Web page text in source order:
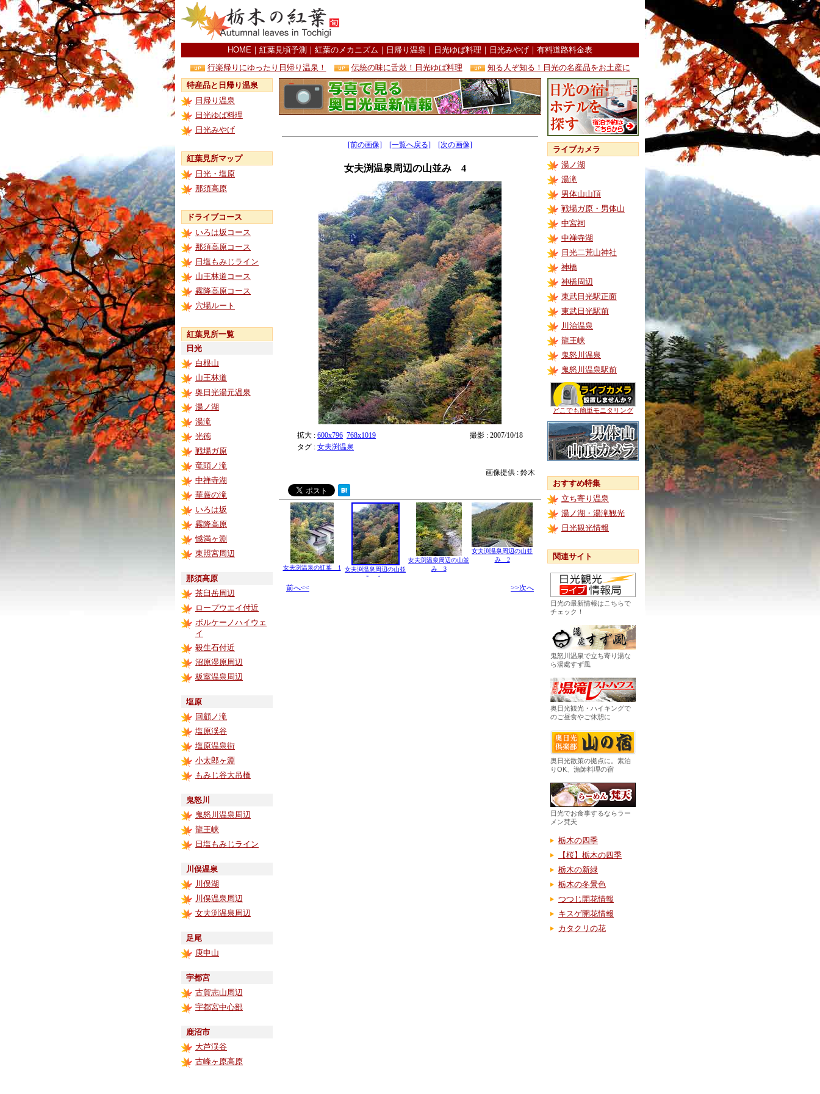
HOME ｜ 紅葉見頃予測 ｜ 紅葉のメカニズム ｜ 日帰り温泉 ｜ 日光ゆば料理 ｜ 日光みやげ ｜ 有料道路料金表
行楽帰りにゆったり日帰り温泉！
伝統の味に舌鼓！日光ゆば料理
知る人ぞ知る！日光の名産品をお土産に
特産品と日帰り温泉
日帰り温泉
日光ゆば料理
日光みやげ
紅葉見所マップ
日光・塩原
那須高原
ドライブコース
いろは坂コース
那須高原コース
日塩もみじライン
山王林道コース
霧降高原コース
穴場ルート
紅葉見所一覧
日光
白根山
山王林道
奥日光湯元温泉
湯ノ湖
湯滝
光徳
戦場ガ原
竜頭ノ滝
中禅寺湖
華厳の滝
いろは坂
霧降高原
憾満ヶ淵
東照宮周辺
那須高原
茶臼岳周辺
ロープウエイ付近
ボルケーノハイウェ
イ
殺生石付近
沼原湿原周辺
板室温泉周辺
塩原
回顧ノ滝
塩原渓谷
塩原温泉街
小太郎ヶ淵
もみじ谷大吊橋
鬼怒川
鬼怒川温泉周辺
龍王峡
日塩もみじライン
川俣温泉
川俣湖
川俣温泉周辺
女夫渕温泉周辺
足尾
庚申山
宇都宮
古賀志山周辺
宇都宮中心部
鹿沼市
大芦渓谷
古峰ヶ原高原
[前の画像] [一覧へ戻る] [次の画像]
女夫渕温泉周辺の山並み 4
拡大 : 600x796 768x1019
撮影 : 2007/10/18
タグ : 女夫渕温泉
画像提供 : 鈴木
女夫渕温泉の紅葉 1
女夫渕温泉周辺の山並
み 4
女夫渕温泉周辺の山並
み 3
女夫渕温泉周辺の山並
み 2
前へ<< >>次へ
ライブカメラ
湯ノ湖
湯滝
男体山山頂
戦場ガ原・男体山
中宮祠
中禅寺湖
日光二荒山神社
神橋
神橋周辺
東武日光駅正面
東武日光駅前
川治温泉
龍王峡
鬼怒川温泉
鬼怒川温泉駅前
どこでも簡単モニタリング
おすすめ特集
立ち寄り温泉
湯ノ湖・湯滝観光
日光観光情報
関連サイト
日光の最新情報はこちらで
チェック！
鬼怒川温泉で立ち寄り湯な
ら湯處すず風
奥日光観光・ハイキングで
のご昼食やご休憩に
奥日光散策の拠点に。素泊
りOK、漁師料理の宿
日光でお食事するならラー
メン梵天
栃木の四季
【桜】栃木の四季
栃木の新緑
栃木の冬景色
つつじ開花情報
キスゲ開花情報
カタクリの花